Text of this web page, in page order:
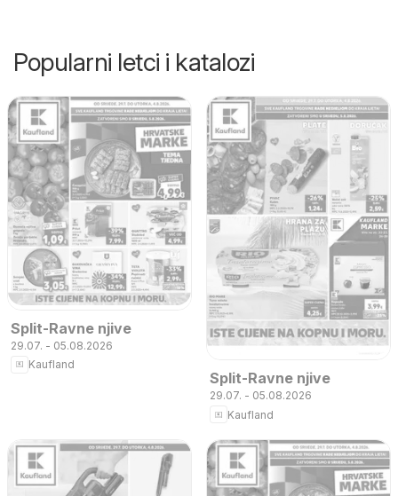
Popularni letci i katalozi
Split-Ravne njive
29.07. - 05.08.2026
Kaufland
Split-Ravne njive
29.07. - 05.08.2026
Kaufland